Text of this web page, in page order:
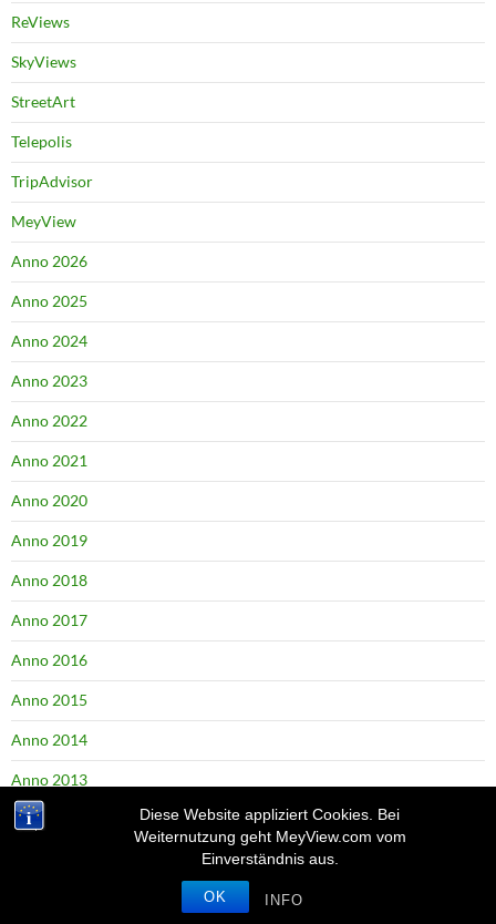
Diese Website appliziert Cookies. Bei
Weiternutzung geht MeyView.com vom
Einverständnis aus.
OK INFO
ReViews
SkyViews
StreetArt
Telepolis
TripAdvisor
MeyView
Anno 2026
Anno 2025
Anno 2024
Anno 2023
Anno 2022
Anno 2021
Anno 2020
Anno 2019
Anno 2018
Anno 2017
Anno 2016
Anno 2015
Anno 2014
Anno 2013
Anno 2012